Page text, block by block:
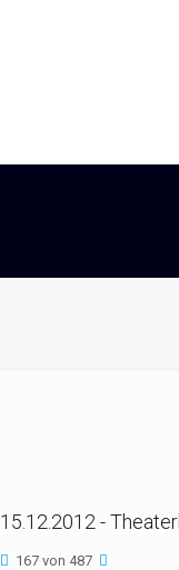
15.12.2012 -
167 von 487